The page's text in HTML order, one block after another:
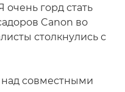
очень горд стать
Canon во
столкнулись с
совместными